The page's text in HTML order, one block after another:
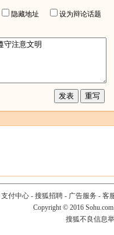
隐藏地址
设为辩论话题
支付中心- 搜狐招聘- 广告服务 - 客
Copyright © 2016
搜狐不良信息